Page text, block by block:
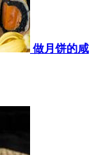
做月饼的咸